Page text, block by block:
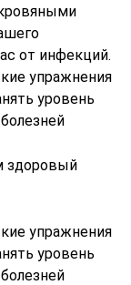
от инфекций.
упражнения
уровень
здоровый
упражнения
уровень